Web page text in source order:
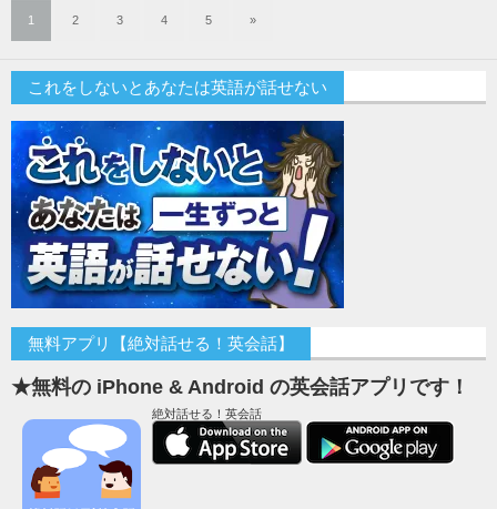
1 2 3 4 5 »
これをしないとあなたは英語が話せない
無料アプリ【絶対話せる！英会話】
★無料の iPhone & Android の英会話アプリです！
絶対話せる！英会話